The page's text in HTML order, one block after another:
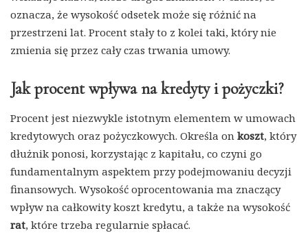
oznacza, że wysokość odsetek może się różnić na
przestrzeni lat. Procent stały to z kolei taki, który nie
zmienia się przez cały czas trwania umowy.
Jak procent wpływa na kredyty i pożyczki?
Procent jest niezwykle istotnym elementem w umowach
kredytowych oraz pożyczkowych. Określa on koszt, który
dłużnik ponosi, korzystając z kapitału, co czyni go
fundamentalnym aspektem przy podejmowaniu decyzji
finansowych. Wysokość oprocentowania ma znaczący
wpływ na całkowity koszt kredytu, a także na wysokość
rat, które trzeba regularnie spłacać.